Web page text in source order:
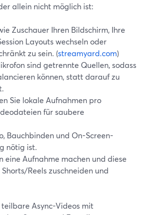
allein nicht möglich ist:
Zuschauer Ihren Bildschirm, Ihre
Layouts wechseln oder
zu sein. (streamyard.com)
sind getrennte Quellen, sodass
können, statt darauf zu
Sie lokale Aufnahmen pro
für saubere
Bauchbinden und On-Screen-
nötig ist.
eine Aufnahme machen und diese
Reels zuschneiden und
Async-Videos mit